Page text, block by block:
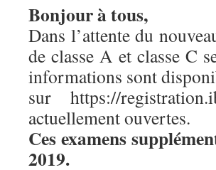
Bonjour à tous,
Dans l’attente du
de classe A et classe C
informations sont
sur https://
actuellement ouvertes.
Ces examens
2019.